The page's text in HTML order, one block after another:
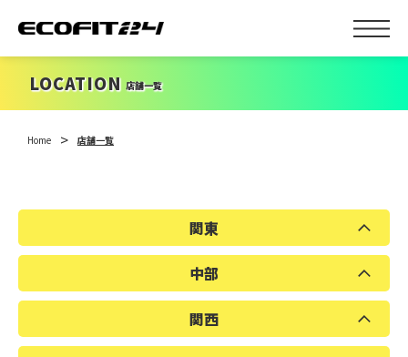
LOCATION 店舗一覧
Home 店舗一覧
関東
神奈川県
中部
三重県
関西